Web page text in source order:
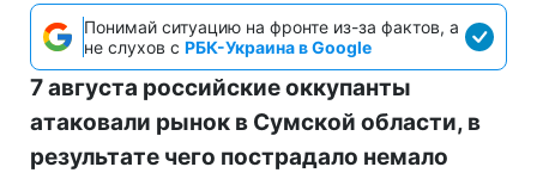
Понимай ситуацию на фронте из-за фактов, а
не слухов с РБК-Украина в Google
7 августа российские оккупанты
атаковали рынок в Сумской области, в
результате чего пострадало немало